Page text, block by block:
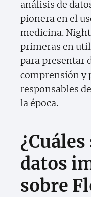
análisis de
pionera en el
medicina.
primeras en
para presentar
comprensión y
responsables
la época.
datos
sobre